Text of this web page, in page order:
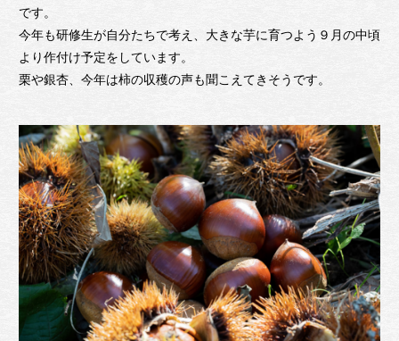
です。
今年も研修生が自分たちで考え、大きな芋に育つよう９月の中頃
より作付け予定をしています。
栗や銀杏、今年は柿の収穫の声も聞こえてきそうです。